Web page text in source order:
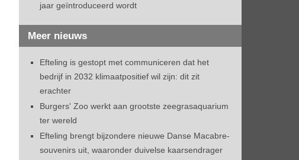
jaar geïntroduceerd wordt
Meer nieuws
Efteling is gestopt met communiceren dat het
bedrijf in 2032 klimaatpositief wil zijn: dit zit
erachter
Burgers' Zoo werkt aan grootste zeegrasaquarium
ter wereld
Efteling brengt bijzondere nieuwe Danse Macabre-
souvenirs uit, waaronder duivelse kaarsendrager